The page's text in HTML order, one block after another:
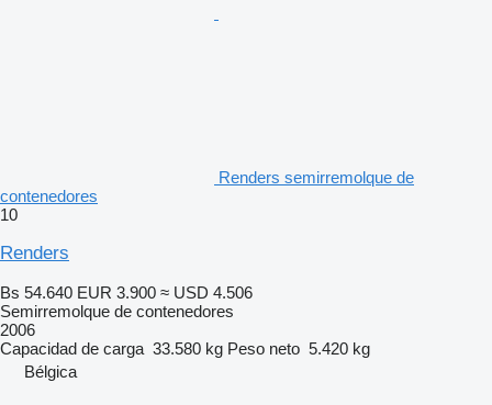
Renders semirremolque de
contenedores
10
Renders
Bs 54.640 EUR 3.900 ≈ USD 4.506
Semirremolque de contenedores
2006
Capacidad de carga 33.580 kg Peso neto 5.420 kg
Bélgica